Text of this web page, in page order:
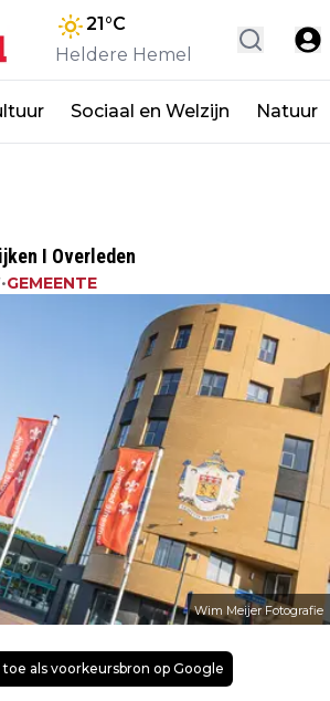
21°C
Heldere Hemel
Sociaal en Welzijn Natuur
I Overleden
•GEMEENTE
Wim Meijer Fotografie
als voorkeursbron op Google